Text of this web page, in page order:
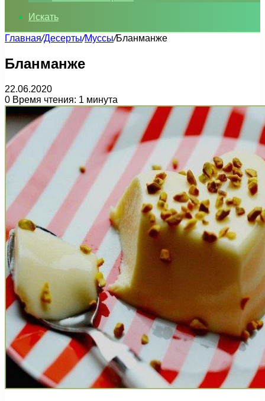
Искать
Главная/Десерты/Муссы/Бланманже
Бланманже
22.06.2020
0 Время чтения: 1 минута